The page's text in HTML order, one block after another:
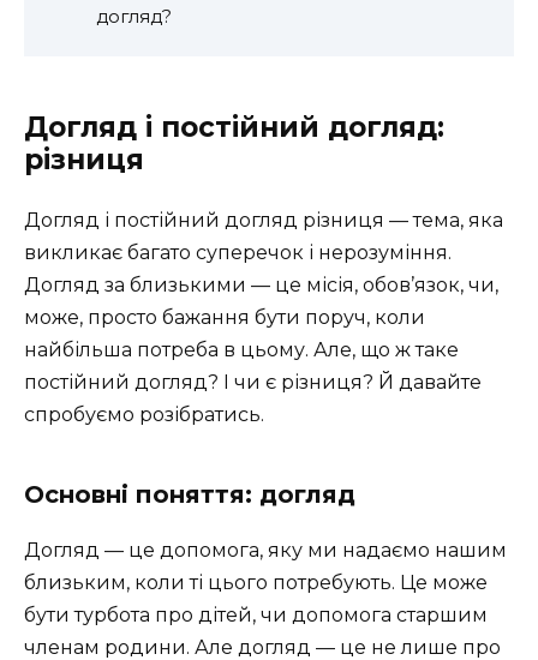
догляд?
Догляд і постійний догляд:
різниця
Догляд і постійний догляд різниця — тема, яка
викликає багато суперечок і нерозуміння.
Догляд за близькими — це місія, обов’язок, чи,
може, просто бажання бути поруч, коли
найбільша потреба в цьому. Але, що ж таке
постійний догляд? І чи є різниця? Й давайте
спробуємо розібратись.
Основні поняття: догляд
Догляд — це допомога, яку ми надаємо нашим
близьким, коли ті цього потребують. Це може
бути турбота про дітей, чи допомога старшим
членам родини. Але догляд — це не лише про